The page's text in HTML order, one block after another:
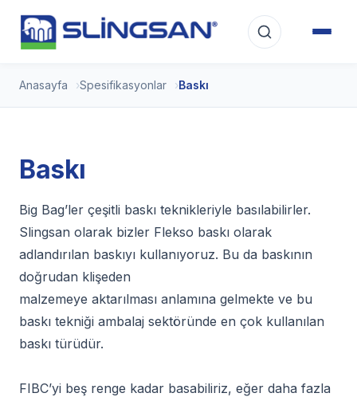
Anasayfa Spesifikasyonlar Baskı
Baskı
Big Bag’ler çeşitli baskı teknikleriyle basılabilirler.
Slingsan olarak bizler Flekso baskı olarak
adlandırılan baskıyı kullanıyoruz. Bu da baskının
doğrudan klişeden
malzemeye aktarılması anlamına gelmekte ve bu
baskı tekniği ambalaj sektöründe en çok kullanılan
baskı türüdür.
FIBC’yi beş renge kadar basabiliriz, eğer daha fazla